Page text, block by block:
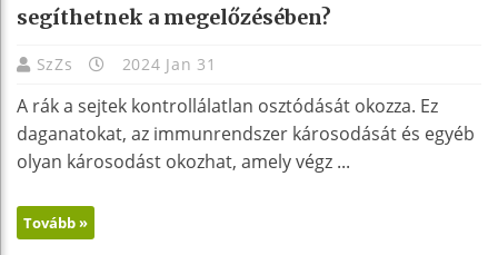
segíthetnek a megelőzésében?
SzZs 2024 Jan 31
A rák a sejtek kontrollálatlan osztódását okozza. Ez
daganatokat, az immunrendszer károsodását és egyéb
olyan károsodást okozhat, amely végz ...
Tovább »